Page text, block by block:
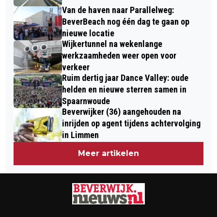
Van de haven naar Parallelweg:
BeverBeach nog één dag te gaan op
nieuwe locatie
Wijkertunnel na wekenlange
werkzaamheden weer open voor
verkeer
Ruim dertig jaar Dance Valley: oude
helden en nieuwe sterren samen in
Spaarnwoude
Beverwijker (36) aangehouden na
inrijden op agent tijdens achtervolging
in Limmen
Meer artikelen